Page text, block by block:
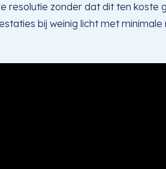
resolutie zonder dat dit ten koste
bij weinig licht met minimale